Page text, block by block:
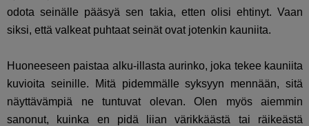
odota seinälle pääsyä sen takia, etten olisi ehtinyt. Vaan
siksi, että valkeat puhtaat seinät ovat jotenkin kauniita.
Huoneeseen paistaa alku-illasta aurinko, joka tekee kauniita
kuvioita seinille. Mitä pidemmälle syksyyn mennään, sitä
näyttävämpiä ne tuntuvat olevan. Olen myös aiemmin
sanonut, kuinka en pidä liian värikkäästä tai räikeästä